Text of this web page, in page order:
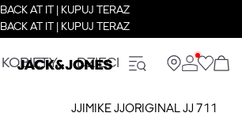
BACK AT IT | KUPUJ TERAZ
BACK AT IT | KUPUJ TERAZ
KOBIETY DZIECI
JJIMIKE JJORIGINAL JJ 711